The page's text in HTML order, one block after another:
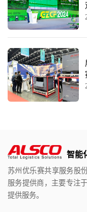
智能
苏州优乐赛共享服务股
服务提供商，主要专注
提供服务。